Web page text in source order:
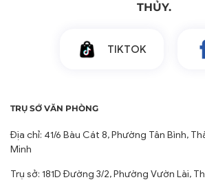
THỦY.
TIKTOK
TRỤ SỞ VĂN PHÒNG
Địa chỉ: 41/6 Bàu Cát 8, Phường Tân Bình,
Minh
Trụ sở: 181D Đường 3/2, Phường Vườn Lài,